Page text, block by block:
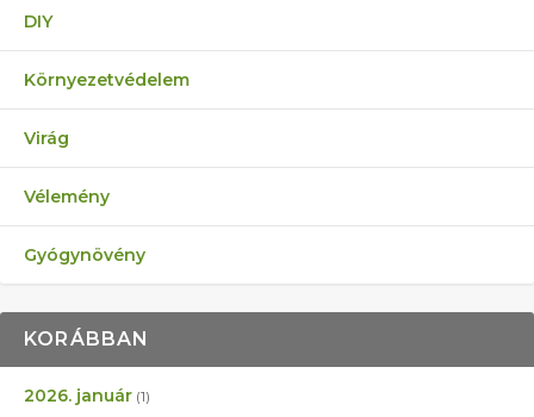
DIY
Környezetvédelem
Virág
Vélemény
Gyógynövény
KORÁBBAN
2026. január (1)